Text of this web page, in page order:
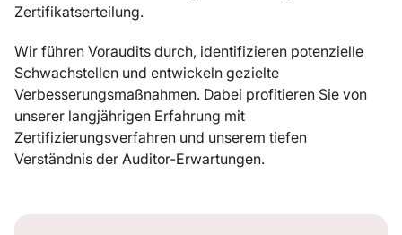
Zertifikatserteilung.
Wir führen Voraudits durch, identifizieren potenzielle
Schwachstellen und entwickeln gezielte
Verbesserungsmaßnahmen. Dabei profitieren Sie von
unserer langjährigen Erfahrung mit
Zertifizierungsverfahren und unserem tiefen
Verständnis der Auditor-Erwartungen.